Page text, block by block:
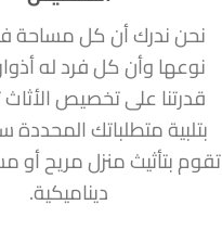
نحن ندرك أن كل مساحة
نوعها وأن كل فرد له
قدرتنا على تخصيص
بتلبية متطلباتك
تقوم بتأثيث منزل مريح
ديناميكية.